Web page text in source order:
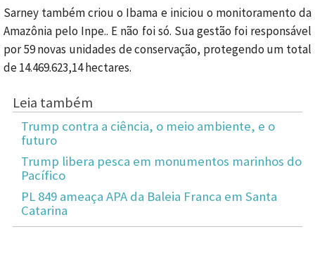
Sarney também criou o Ibama e iniciou o monitoramento da
Amazônia pelo Inpe.. E não foi só. Sua gestão foi responsável
por 59 novas unidades de conservação, protegendo um total
de 14.469.623,14 hectares.
Leia também
Trump contra a ciência, o meio ambiente, e o
futuro
Trump libera pesca em monumentos marinhos do
Pacífico
PL 849 ameaça APA da Baleia Franca em Santa
Catarina